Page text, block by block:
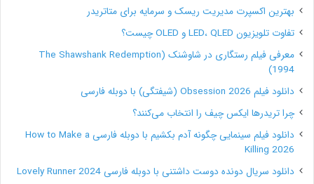
بهترین اکسپرت مدیریت ریسک و سرمایه برای متاتریدر
تفاوت تلویزیون LED، QLED و OLED چیست؟
معرفی فیلم رستگاری در شاوشنک (The Shawshank Redemption
1994)
دانلود فیلم Obsession 2026 (شیفتگی) با دوبله فارسی
چرا تریدرها ایکس چیف را انتخاب می‌کنند؟
دانلود فیلم سینمایی چگونه آدم بکشیم با دوبله فارسی How to Make a
Killing 2026
دانلود سریال دونده دوست داشتنی با دوبله فارسی Lovely Runner 2024